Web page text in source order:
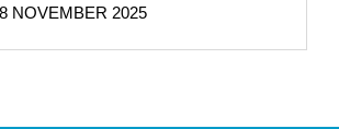
NOVEMBER 2025